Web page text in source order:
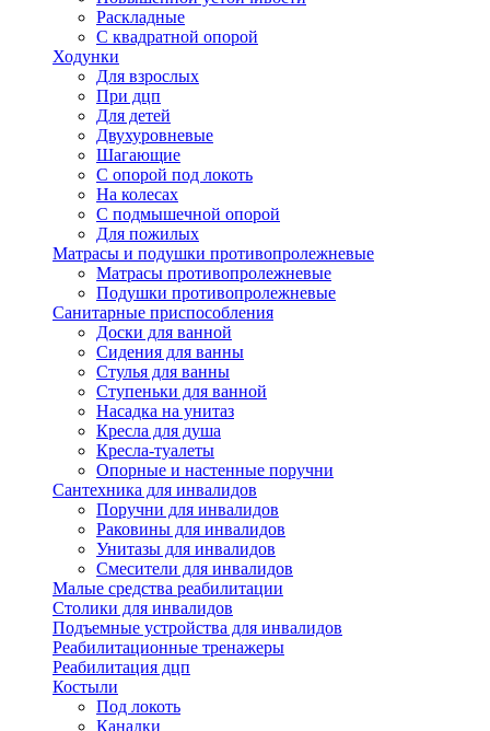
Раскладные
С квадратной опорой
Ходунки
Для взрослых
При дцп
Для детей
Двухуровневые
Шагающие
С опорой под локоть
На колесах
С подмышечной опорой
Для пожилых
Матрасы и подушки противопролежневые
Матрасы противопролежневые
Подушки противопролежневые
Санитарные приспособления
Доски для ванной
Сидения для ванны
Стулья для ванны
Ступеньки для ванной
Насадка на унитаз
Кресла для душа
Кресла-туалеты
Опорные и настенные поручни
Сантехника для инвалидов
Поручни для инвалидов
Раковины для инвалидов
Унитазы для инвалидов
Смесители для инвалидов
Малые средства реабилитации
Столики для инвалидов
Подъемные устройства для инвалидов
Реабилитационные тренажеры
Реабилитация дцп
Костыли
Под локоть
Канадки